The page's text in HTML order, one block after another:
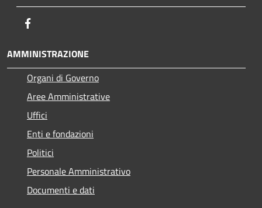
AMMINISTRAZIONE
Organi di Governo
Aree Amministrative
Uffici
Enti e fondazioni
Politici
Personale Amministrativo
Documenti e dati